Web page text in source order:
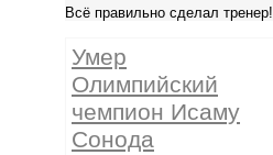
Всё правильно сделал тренер!
Умер
Олимпийский
чемпион Исаму
Сонода